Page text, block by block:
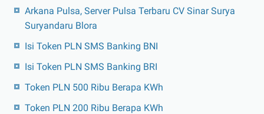
Arkana Pulsa, Server Pulsa Terbaru CV Sinar Surya
Suryandaru Blora
Isi Token PLN SMS Banking BNI
Isi Token PLN SMS Banking BRI
Token PLN 500 Ribu Berapa KWh
Token PLN 200 Ribu Berapa KWh